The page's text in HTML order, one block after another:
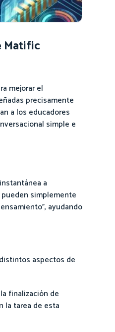
Matific
mejorar el
precisamente
a los educadores
simple e
a
simplemente
ayudando
aspectos de
finalización de
la tarea de esta